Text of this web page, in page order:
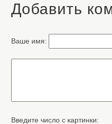
Добавить
Ваше имя:
Введите число с картинки: